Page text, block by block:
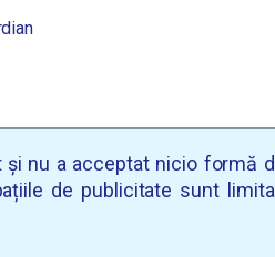
și nu a acceptat nicio formă
de publicitate sunt